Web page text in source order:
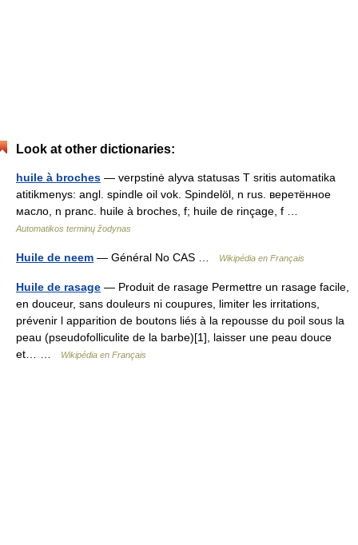
Look at other dictionaries:
huile à broches — verpstinė alyva statusas T sritis automatika
atitikmenys: angl. spindle oil vok. Spindelöl, n rus. веретённое
масло, n pranc. huile à broches, f; huile de rinçage, f …
Automatikos terminų žodynas
Huile de neem — Général No CAS … Wikipédia en Français
Huile de rasage — Produit de rasage Permettre un rasage facile,
en douceur, sans douleurs ni coupures, limiter les irritations,
prévenir l apparition de boutons liés à la repousse du poil sous la
peau (pseudofolliculite de la barbe)[1], laisser une peau douce
et… …
Wikipédia en Français